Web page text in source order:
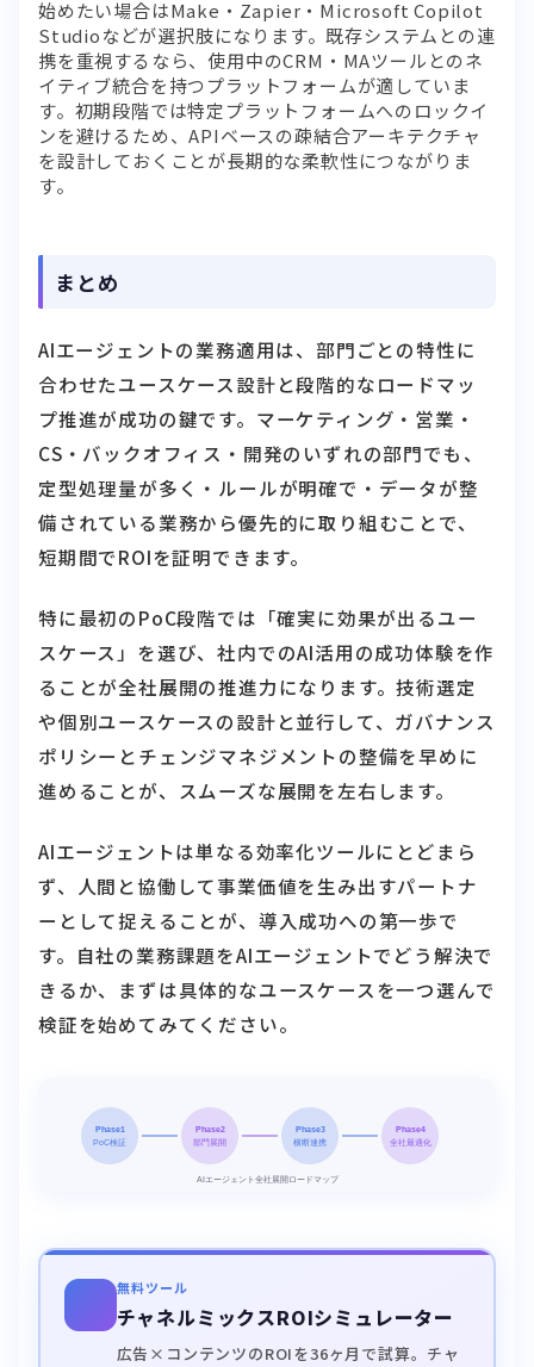
始めたい場合はMake・Zapier・Microsoft Copilot
Studioなどが選択肢になります。既存システムとの連
携を重視するなら、使用中のCRM・MAツールとのネ
イティブ統合を持つプラットフォームが適していま
す。初期段階では特定プラットフォームへのロックイ
ンを避けるため、APIベースの疎結合アーキテクチャ
を設計しておくことが長期的な柔軟性につながりま
す。
まとめ
AIエージェントの業務適用は、部門ごとの特性に
合わせたユースケース設計と段階的なロードマッ
プ推進が成功の鍵です。マーケティング・営業・
CS・バックオフィス・開発のいずれの部門でも、
定型処理量が多く・ルールが明確で・データが整
備されている業務から優先的に取り組むことで、
短期間でROIを証明できます。
特に最初のPoC段階では「確実に効果が出るユー
スケース」を選び、社内でのAI活用の成功体験を作
ることが全社展開の推進力になります。技術選定
や個別ユースケースの設計と並行して、ガバナンス
ポリシーとチェンジマネジメントの整備を早めに
進めることが、スムーズな展開を左右します。
AIエージェントは単なる効率化ツールにとどまら
ず、人間と協働して事業価値を生み出すパートナ
ーとして捉えることが、導入成功への第一歩で
す。自社の業務課題をAIエージェントでどう解決で
きるか、まずは具体的なユースケースを一つ選んで
検証を始めてみてください。
無料ツール
チャネルミックスROIシミュレーター
広告×コンテンツのROIを36ヶ月で試算。チャ